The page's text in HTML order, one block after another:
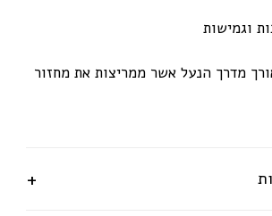
וגמישות
מדרך הנעל אשר ממריצות את מחזור